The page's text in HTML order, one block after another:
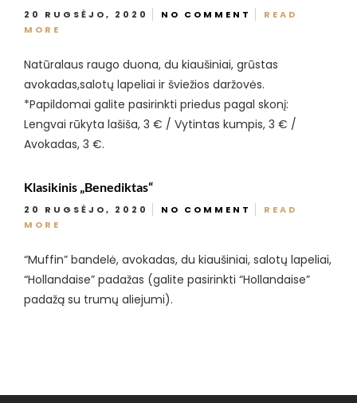
20 RUGSĖJO, 2020 NO COMMENT
READ
MORE
Natūralaus raugo duona, du kiaušiniai, grūstas
avokadas,salotų lapeliai ir šviežios daržovės.
*Papildomai galite pasirinkti priedus pagal skonį:
Lengvai rūkyta lašiša, 3 € / Vytintas kumpis, 3 € /
Avokadas, 3 €.
Klasikinis „Benediktas“
20 RUGSĖJO, 2020 NO COMMENT
READ
MORE
“Muffin” bandelė, avokadas, du kiaušiniai, salotų lapeliai,
“Hollandaise” padažas (galite pasirinkti “Hollandaise”
padažą su trumų aliejumi).